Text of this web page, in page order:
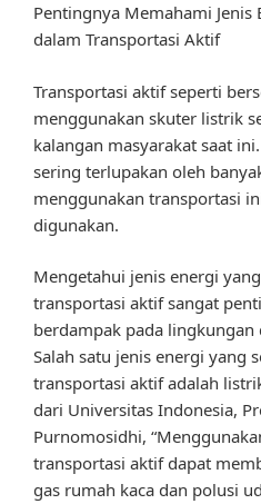
Pentingnya Memahami Jenis
dalam Transportasi Aktif
Transportasi aktif seperti
menggunakan skuter listrik
kalangan masyarakat saat
sering terlupakan oleh
menggunakan transportasi
digunakan.
Mengetahui jenis energi
transportasi aktif sangat
berdampak pada lingkungan
Salah satu jenis energi yang
transportasi aktif adalah
dari Universitas Indonesia,
Purnomosidhi,
transportasi aktif dapat
gas rumah kaca dan polusi